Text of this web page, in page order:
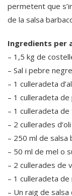
permetent que
de la salsa
Ingredients per
– 1,5 kg de
– Sal i pebre
– 1 culleradeta
– 1 culleradeta
– 1 culleradeta de
– 2 cullerades d’oli
– 250 ml de salsa
– 50 ml de mel o
– 2 cullerades de
– 1 culleradeta
– Un raig de